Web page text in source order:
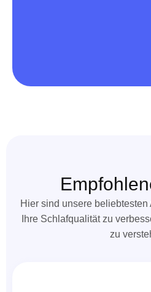
Hier sind unsere
Ihre Schlafqualität zu
zu